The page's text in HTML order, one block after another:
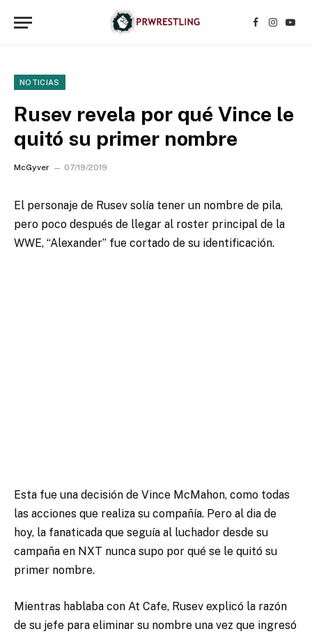
Facebook
NOTICIAS
Rusev revela por qué Vince le
quitó su primer nombre
McGyver 07/19/2019
El personaje de Rusev solía tener un nombre de pila,
pero poco después de llegar al roster principal de la
WWE, “Alexander” fue cortado de su identificación.
Esta fue una decisión de Vince McMahon, como todas
las acciones que realiza su compañía. Pero al dia de
hoy, la fanaticada que seguía al luchador desde su
campaña en NXT nunca supo por qué se le quitó su
primer nombre.
Mientras hablaba con At Cafe, Rusev explicó la razón
de su jefe para eliminar su nombre una vez que ingresó